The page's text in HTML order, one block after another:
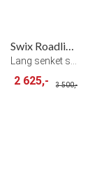
Swix Roadline Skate Rulleski
2 625,- 3 500,-